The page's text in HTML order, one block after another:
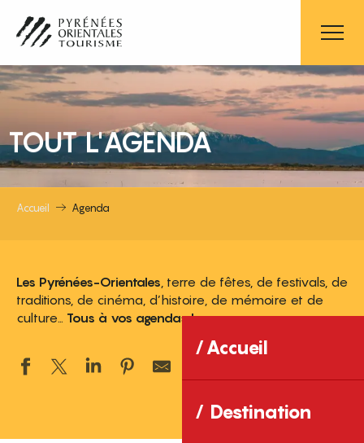
contenu
principal
Accueil
Destination
TOUT L'AGENDA
Accueil Agenda
Les Pyrénées-Orientales , terre de fêtes, de festivals, de
traditions, de cinéma, d’histoire, de mémoire et de
culture… Tous à vos agendas !